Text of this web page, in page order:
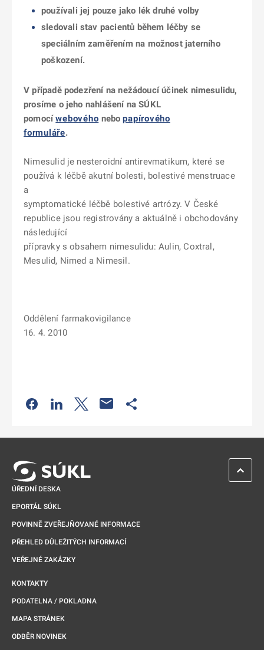
používali jej pouze jako lék druhé volby
sledovali stav pacientů během léčby se
speciálním zaměřením na možnost jaterního
poškození.
V případě podezření na nežádoucí účinek nimesulidu,
prosíme o jeho nahlášení na SÚKL
pomocíwebového nebo papírového
formuláře.
Nimesulid je nesteroidní antirevmatikum, které se
používá k léčbě akutní bolesti, bolestivé menstruace
a
symptomatické léčbě bolestivé artrózy. V České
republice jsou registrovány a aktuálně i obchodovány
následující
přípravky s obsahem nimesulidu: Aulin, Coxtral,
Mesulid, Nimed a Nimesil.
Oddělení farmakovigilance
16. 4. 2010
Odkaz se otevře na nové kartě
Odkaz se otevře na nové kartě
Odkaz se otevře na nové kartě
ÚŘEDNÍ DESKA
EPORTÁL SÚKL
POVINNĚ ZVEŘEJŇOVANÉ INFORMACE
PŘEHLED DŮLEŽITÝCH INFORMACÍ
VEŘEJNÉ ZAKÁZKY
KONTAKTY
PODATELNA / POKLADNA
MAPA STRÁNEK
ODBĚR NOVINEK
ZPĚT